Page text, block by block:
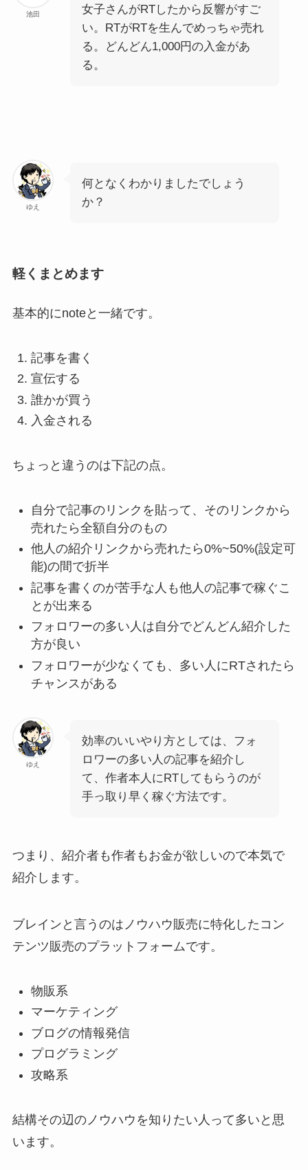
池田
女子さんがRTしたから反響がすご
い。RTがRTを生んでめっちゃ売れ
る。どんどん1,000円の入金があ
る。
ゆえ
何となくわかりましたでしょう
か？
軽くまとめます
基本的にnoteと一緒です。
記事を書く
宣伝する
誰かが買う
入金される
ちょっと違うのは下記の点。
自分で記事のリンクを貼って、そのリンクから
売れたら全額自分のもの
他人の紹介リンクから売れたら0%~50%(設定可
能)の間で折半
記事を書くのが苦手な人も他人の記事で稼ぐこ
とが出来る
フォロワーの多い人は自分でどんどん紹介した
方が良い
フォロワーが少なくても、多い人にRTされたら
チャンスがある
ゆえ
効率のいいやり方としては、フォ
ロワーの多い人の記事を紹介し
て、作者本人にRTしてもらうのが
手っ取り早く稼ぐ方法です。
つまり、 紹介者も作者もお金が欲しいので本気で
紹介します。
ブレインと言うのはノウハウ販売に特化した コン
テンツ販売のプラットフォームです。
物販系
マーケティング
ブログの情報発信
プログラミング
攻略系
結構その辺のノウハウを知りたい人って多いと思
います。